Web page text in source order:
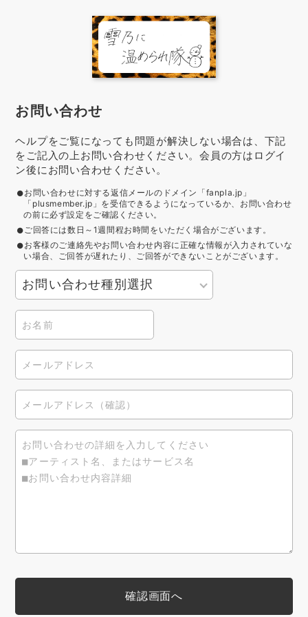
お問い合わせ
ヘルプをご覧になっても問題が解決しない場合は、下記
をご記入の上お問い合わせください。会員の方はログイ
ン後にお問い合わせください。
お問い合わせに対する返信メールのドメイン「fanpla.jp」
「plusmember.jp」を受信できるようになっているか、お問い合わせ
の前に必ず設定をご確認ください。
ご回答には数日～1週間程お時間をいただく場合がございます。
お客様のご連絡先やお問い合わせ内容に正確な情報が入力されていな
い場合、ご回答が遅れたり、ご回答ができないことがございます。